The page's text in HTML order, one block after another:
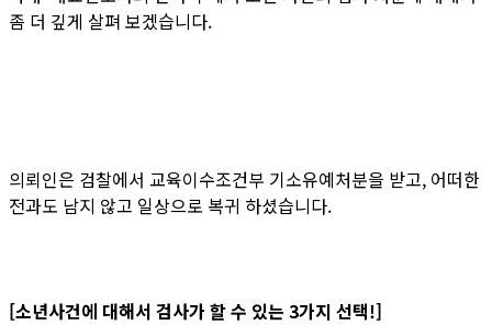
좀 더 깊게 살펴 보겠습니다.
의뢰인은 검찰에서 교육이수조건부 기소유예처분을 받고, 어떠한
전과도 남지 않고 일상으로 복귀 하셨습니다.
[소년사건에 대해서 검사가 할 수 있는 3가지 선택!]